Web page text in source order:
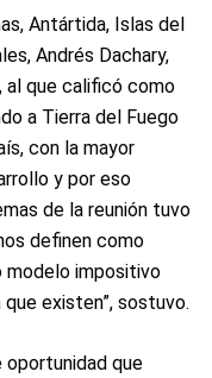
Antártida, Islas del
Andrés Dachary,
al que calificó como
a Tierra del Fuego
con la mayor
y por eso
de la reunión tuvo
definen como
modelo impositivo
existen”, sostuvo.
oportunidad que